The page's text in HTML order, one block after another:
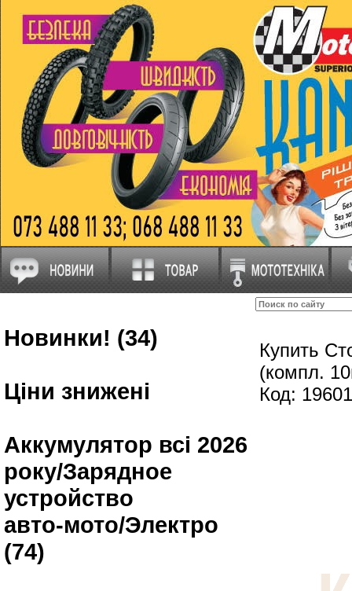
Новинки! (34)
Ціни знижені
Аккумулятор всі 2026
року/Зарядное
устройство
авто-мото/Электро
(74)
Купить
(компл.
Код: